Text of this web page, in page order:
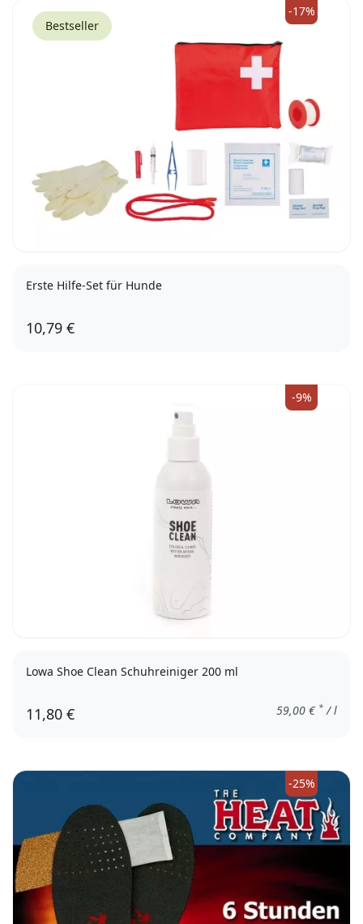
Bestseller
-17%
Erste Hilfe-Set für Hunde
10,79 €
-9%
Lowa Shoe Clean Schuhreiniger 200 ml
11,80 € 59,00 € * / l
-25%